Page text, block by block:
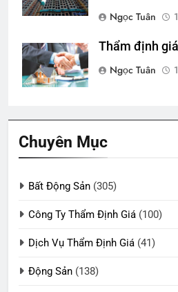
Ngọc Tuân
Thẩm định
Ngọc Tuân
Chuyên Mục
Bất Động Sản (305)
Công Ty Thẩm Định Giá (100)
Dịch Vụ Thẩm Định Giá (41)
Động Sản (138)